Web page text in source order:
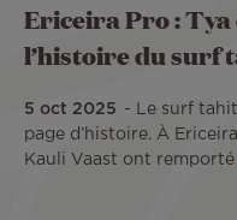
Ericeira Pro :
l’histoire du surf
5 oct 2025
Le surf
page d’histoire. À
Kauli Vaast ont remporté